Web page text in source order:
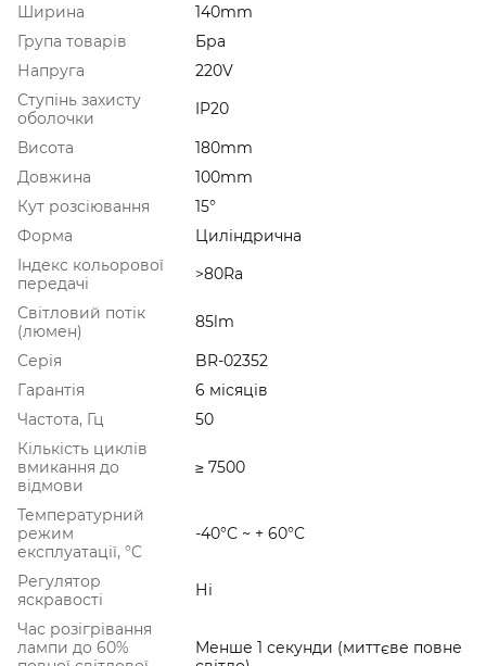
Ширина
140mm
Група товарів
Бра
Напруга
220V
Ступінь захисту
оболочки
IP20
Висота
180mm
Довжина
100mm
Кут розсіювання
15°
Форма
Циліндрична
Індекс кольорової
передачі
>80Ra
Світловий потік
(люмен)
85lm
Серія
BR-02352
Гарантія
6 місяців
Частота, Гц
50
Кількість циклів
вмикання до
відмови
≥ 7500
Температурний
режим
експлуатації, °C
-40°C ~ + 60°С
Регулятор
яскравості
Ні
Час розігрівання
лампи до 60%
Менше 1 секунди (миттєве повне